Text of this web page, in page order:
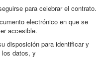
para celebrar el contrato.
electrónico en que se
accesible.
disposición para identificar y
los datos, y